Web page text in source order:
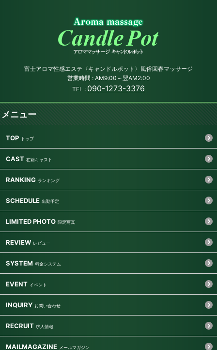
富士アロマ性感エステ〈キャンドルポット〉風俗回春マッサージ
営業時間 : AM9:00～翌AM2:00
TEL : 090-1273-3376
メニュー
TOP
CAST
RANKING
SCHEDULE
LIMITED PHOTO
REVIEW
SYSTEM
EVENT
INQUIRY
RECRUIT
MAILMAGAZINE